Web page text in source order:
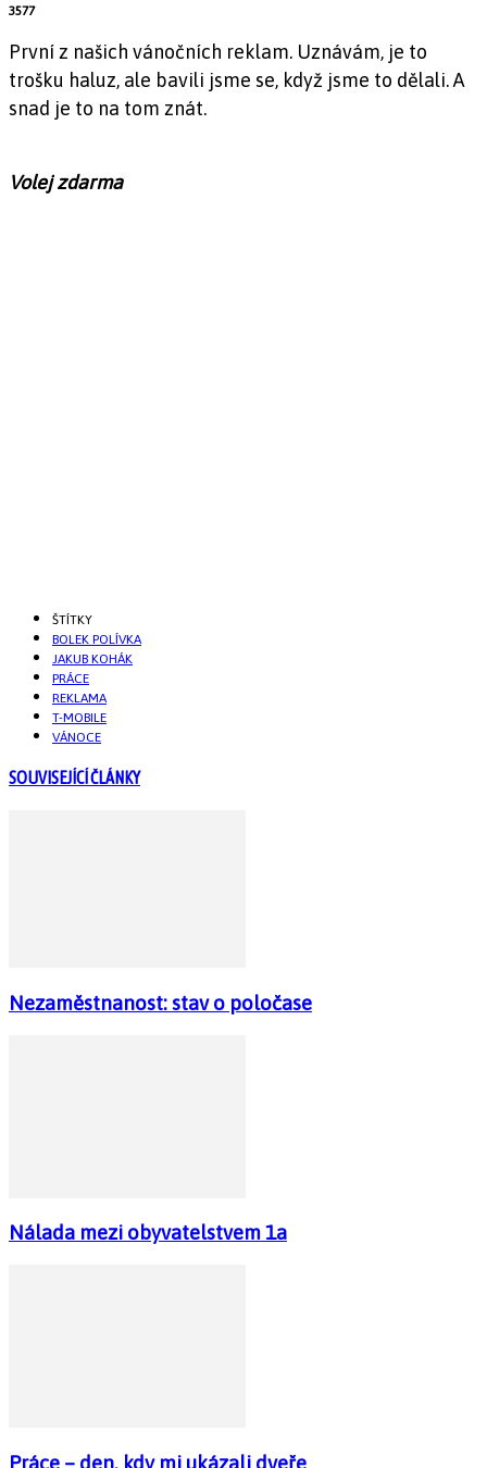
3577
První z našich vánočních reklam. Uznávám, je to
trošku haluz, ale bavili jsme se, když jsme to dělali. A
snad je to na tom znát.
Volej zdarma
ŠTÍTKY
BOLEK POLÍVKA
JAKUB KOHÁK
PRÁCE
REKLAMA
T-MOBILE
VÁNOCE
SOUVISEJÍCÍ ČLÁNKY
Nezaměstnanost: stav o poločase
Nálada mezi obyvatelstvem 1a
Práce – den, kdy mi ukázali dveře